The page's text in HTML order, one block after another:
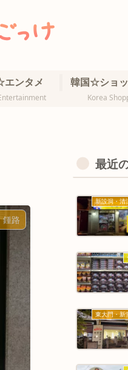
ンタメ
韓国☆ショ
Korea
鍾路
最近